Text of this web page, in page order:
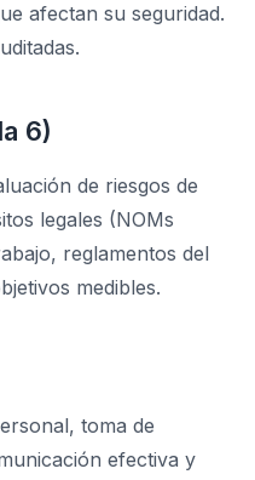
afectan su seguridad.
6)
de riesgos de
legales (NOMs
reglamentos del
medibles.
toma de
efectiva y